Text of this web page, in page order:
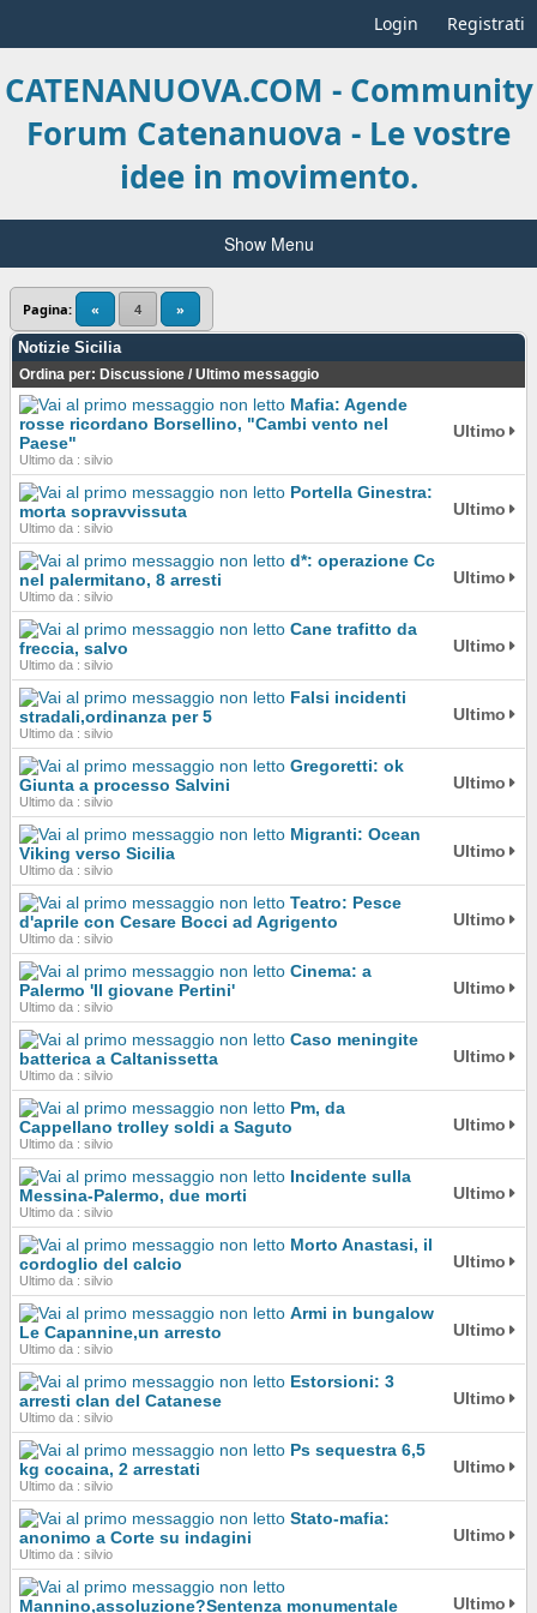
Login Registrati
CATENANUOVA.COM - Community
Forum Catenanuova - Le vostre
idee in movimento.
Show Menu
Pagina: « 4 »
Notizie Sicilia
Ordina per: Discussione / Ultimo messaggio
Mafia: Agende
rosse ricordano Borsellino, "Cambi vento nel
Paese"
Ultimo da : silvio
Ultimo
Portella Ginestra:
morta sopravvissuta
Ultimo da : silvio
Ultimo
d*: operazione Cc
nel palermitano, 8 arresti
Ultimo da : silvio
Ultimo
Cane trafitto da
freccia, salvo
Ultimo da : silvio
Ultimo
Falsi incidenti
stradali,ordinanza per 5
Ultimo da : silvio
Ultimo
Gregoretti: ok
Giunta a processo Salvini
Ultimo da : silvio
Ultimo
Migranti: Ocean
Viking verso Sicilia
Ultimo da : silvio
Ultimo
Teatro: Pesce
d'aprile con Cesare Bocci ad Agrigento
Ultimo da : silvio
Ultimo
Cinema: a
Palermo 'Il giovane Pertini'
Ultimo da : silvio
Ultimo
Caso meningite
batterica a Caltanissetta
Ultimo da : silvio
Ultimo
Pm, da
Cappellano trolley soldi a Saguto
Ultimo da : silvio
Ultimo
Incidente sulla
Messina-Palermo, due morti
Ultimo da : silvio
Ultimo
Morto Anastasi, il
cordoglio del calcio
Ultimo da : silvio
Ultimo
Armi in bungalow
Le Capannine,un arresto
Ultimo da : silvio
Ultimo
Estorsioni: 3
arresti clan del Catanese
Ultimo da : silvio
Ultimo
Ps sequestra 6,5
kg cocaina, 2 arrestati
Ultimo da : silvio
Ultimo
Stato-mafia:
anonimo a Corte su indagini
Ultimo da : silvio
Ultimo
Mannino,assoluzione?Sentenza monumentale Ultimo